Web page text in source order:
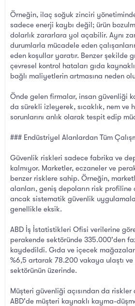
Örneğin, ilaç soğuk zinciri
sadece enerji kaybı değil; ürün
dolarlık zararlara yol açabilir. Aynı
durumlarla mücadele eden
eden koşullar yaratır. Benzer şekilde
çevresel kontrol hataları gıda
bağlı maliyetlerin artmasına neden
Önde gelen firmalar, insan güvenliği
da sürekli izleyerek, sıcaklık, nem ve
sorunlarını anlık olarak tespit edip
### Endüstriyel Alanlardan Tüm
Güvenlik riskleri sadece fabrika ve
kalmıyor. Marketler, eczaneler ve
benzer risklere sahip. Örneğin,
alanları, geniş depoların risk
ancak sistematik güvenlik
genellikle eksik.
ABD İş İstatistikleri Ofisi verilerine
perakende sektöründe 335.000'den
kaydedildi. Gıda ve içecek
%6,5 artarak 78.200 vakaya ulaştı
sektörünün üzerinde.
Müşteri güvenliği açısından da riskler
ABD'de müşteri kaynaklı kayma-